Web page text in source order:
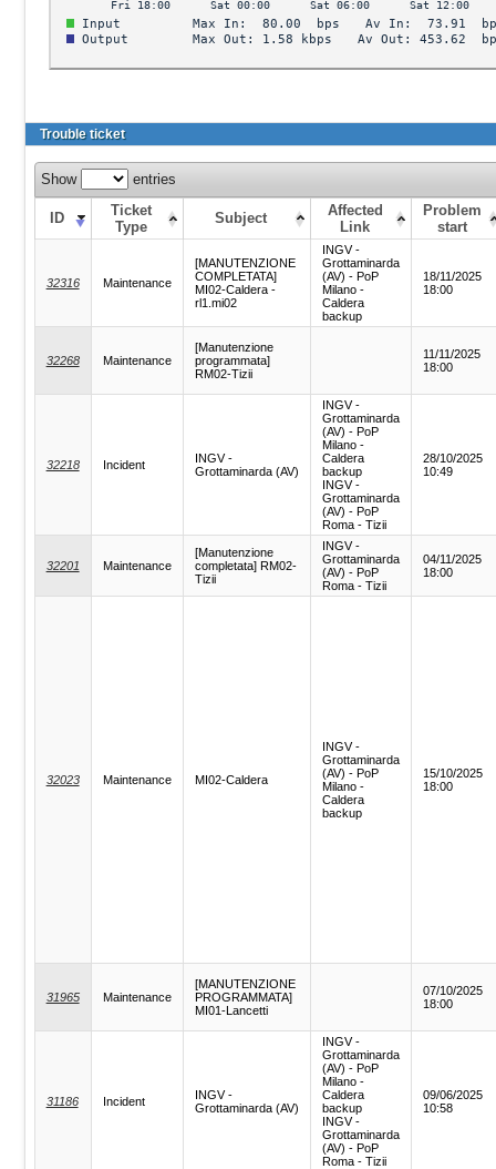
Trouble ticket
Show entries
ID
Ticket
Type
Subject
Affected
Link
Problem
start
32316 Maintenance
[MANUTENZIONE
COMPLETATA]
MI02-Caldera -
rl1.mi02
INGV -
Grottaminarda
(AV) - PoP
Milano -
Caldera
backup
18/11/2025
18:00
32268 Maintenance
[Manutenzione
programmata]
RM02-Tizii
11/11/2025
18:00
32218 Incident
INGV -
Grottaminarda (AV)
INGV -
Grottaminarda
(AV) - PoP
Milano -
Caldera
backup
INGV -
Grottaminarda
(AV) - PoP
Roma - Tizii
28/10/2025
10:49
32201 Maintenance
[Manutenzione
completata] RM02-
Tizii
INGV -
Grottaminarda
(AV) - PoP
Roma - Tizii
04/11/2025
18:00
32023 Maintenance MI02-Caldera
INGV -
Grottaminarda
(AV) - PoP
Milano -
Caldera
backup
15/10/2025
18:00
31965 Maintenance
[MANUTENZIONE
PROGRAMMATA]
MI01-Lancetti
07/10/2025
18:00
31186 Incident
INGV -
Grottaminarda (AV)
INGV -
Grottaminarda
(AV) - PoP
Milano -
Caldera
backup
INGV -
Grottaminarda
(AV) - PoP
Roma - Tizii
09/06/2025
10:58